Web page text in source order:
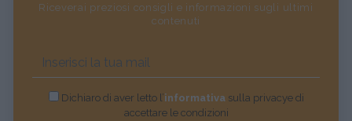
Riceverai preziosi consigli e informazioni sugli ultimi
contenuti
Dichiaro di aver letto l’informativa sulla privacye di
accettare le condizioni